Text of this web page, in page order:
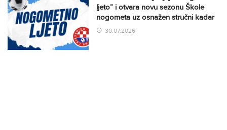
ljeto” i otvara novu sezonu Škole
nogometa uz osnažen stručni kadar
30.07.2026